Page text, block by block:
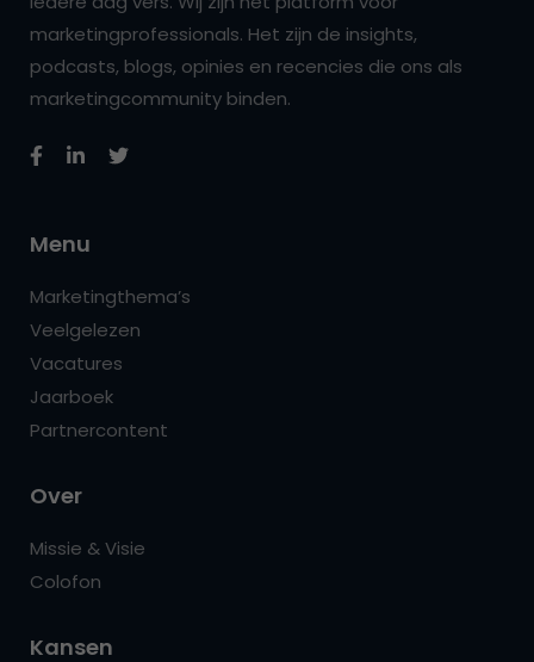
marketingprofessionals. Het zijn de insights,
podcasts, blogs, opinies en recencies die ons als
marketingcommunity binden.
Menu
Marketingthema’s
Veelgelezen
Vacatures
Jaarboek
Partnercontent
Over
Missie & Visie
Colofon
Kansen